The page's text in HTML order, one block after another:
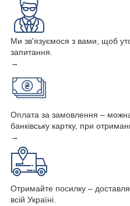
Ми зв'язуємося з вами, щоб
запитання.
→
Оплата за замовлення –
банківську картку, при
→
Отримайте посилку –
всій Україні.